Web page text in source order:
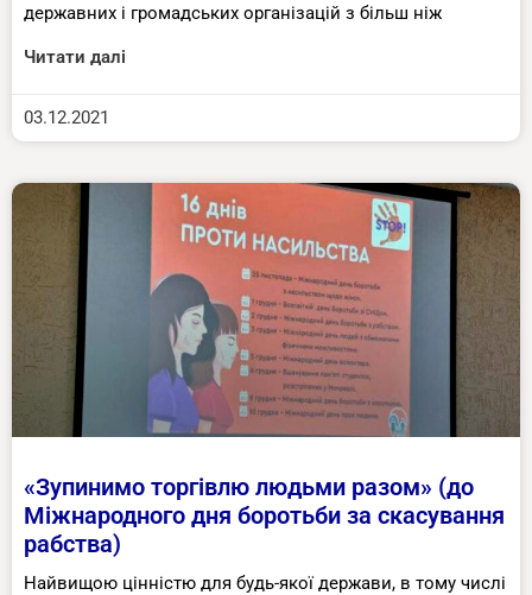
державних і громадських організацій з більш ніж
Читати далі
03.12.2021
«Зупинимо торгівлю людьми разом» (до
Міжнародного дня боротьби за скасування
рабства)
Найвищою цінністю для будь-якої держави, в тому числі